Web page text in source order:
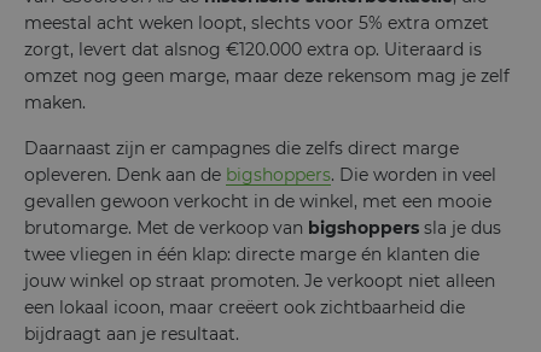
meestal acht weken loopt, slechts voor 5% extra omzet
zorgt, levert dat alsnog €120.000 extra op. Uiteraard is
omzet nog geen marge, maar deze rekensom mag je zelf
maken.
Daarnaast zijn er campagnes die zelfs direct marge
opleveren. Denk aan de bigshoppers. Die worden in veel
gevallen gewoon verkocht in de winkel, met een mooie
brutomarge. Met de verkoop van bigshoppers sla je dus
twee vliegen in één klap: directe marge én klanten die
jouw winkel op straat promoten. Je verkoopt niet alleen
een lokaal icoon, maar creëert ook zichtbaarheid die
bijdraagt aan je resultaat.